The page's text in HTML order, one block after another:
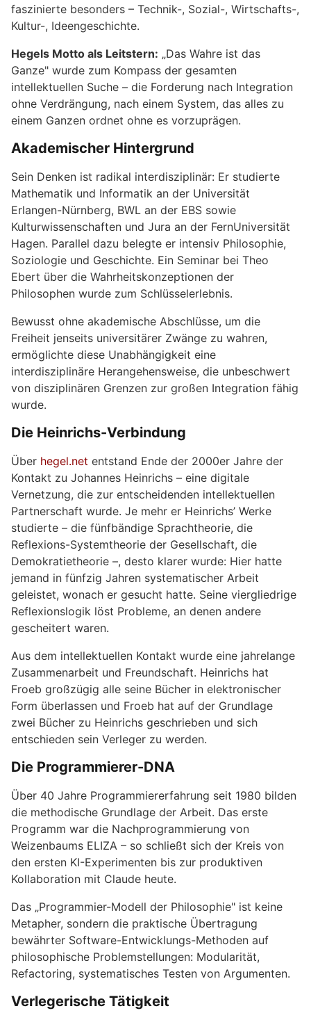
faszinierte besonders – Technik-, Sozial-, Wirtschafts-,
Kultur-, Ideengeschichte.
Hegels Motto als Leitstern: „Das Wahre ist das
Ganze" wurde zum Kompass der gesamten
intellektuellen Suche – die Forderung nach Integration
ohne Verdrängung, nach einem System, das alles zu
einem Ganzen ordnet ohne es vorzuprägen.
Akademischer Hintergrund
Sein Denken ist radikal interdisziplinär: Er studierte
Mathematik und Informatik an der Universität
Erlangen-Nürnberg, BWL an der EBS sowie
Kulturwissenschaften und Jura an der FernUniversität
Hagen. Parallel dazu belegte er intensiv Philosophie,
Soziologie und Geschichte. Ein Seminar bei Theo
Ebert über die Wahrheitskonzeptionen der
Philosophen wurde zum Schlüsselerlebnis.
Bewusst ohne akademische Abschlüsse, um die
Freiheit jenseits universitärer Zwänge zu wahren,
ermöglichte diese Unabhängigkeit eine
interdisziplinäre Herangehensweise, die unbeschwert
von disziplinären Grenzen zur großen Integration fähig
wurde.
Die Heinrichs-Verbindung
Über hegel.net entstand Ende der 2000er Jahre der
Kontakt zu Johannes Heinrichs – eine digitale
Vernetzung, die zur entscheidenden intellektuellen
Partnerschaft wurde. Je mehr er Heinrichs’ Werke
studierte – die fünfbändige Sprachtheorie, die
Reflexions-Systemtheorie der Gesellschaft, die
Demokratietheorie –, desto klarer wurde: Hier hatte
jemand in fünfzig Jahren systematischer Arbeit
geleistet, wonach er gesucht hatte. Seine viergliedrige
Reflexionslogik löst Probleme, an denen andere
gescheitert waren.
Aus dem intellektuellen Kontakt wurde eine jahrelange
Zusammenarbeit und Freundschaft. Heinrichs hat
Froeb großzügig alle seine Bücher in elektronischer
Form überlassen und Froeb hat auf der Grundlage
zwei Bücher zu Heinrichs geschrieben und sich
entschieden sein Verleger zu werden.
Die Programmierer-DNA
Über 40 Jahre Programmiererfahrung seit 1980 bilden
die methodische Grundlage der Arbeit. Das erste
Programm war die Nachprogrammierung von
Weizenbaums ELIZA – so schließt sich der Kreis von
den ersten KI-Experimenten bis zur produktiven
Kollaboration mit Claude heute.
Das „Programmier-Modell der Philosophie" ist keine
Metapher, sondern die praktische Übertragung
bewährter Software-Entwicklungs-Methoden auf
philosophische Problemstellungen: Modularität,
Refactoring, systematisches Testen von Argumenten.
Verlegerische Tätigkeit